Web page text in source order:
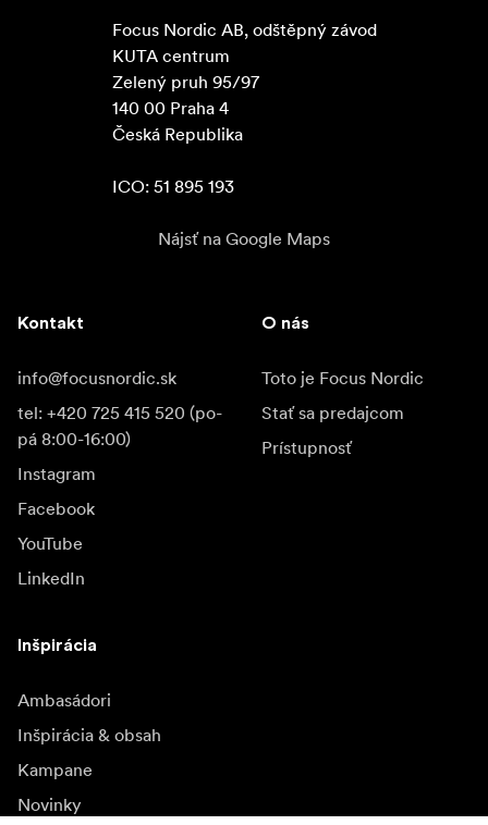
Focus Nordic AB, odštěpný závod
KUTA centrum
Zelený pruh 95/97
140 00 Praha 4
Česká Republika
ICO: 51 895 193
Nájsť na Google Maps
Kontakt
info@focusnordic.sk
tel: +420 725 415 520 (po-
pá 8:00-16:00)
Instagram
Facebook
YouTube
LinkedIn
O nás
Toto je Focus Nordic
Stať sa predajcom
Prístupnosť
Inšpirácia
Ambasádori
Inšpirácia & obsah
Kampane
Novinky